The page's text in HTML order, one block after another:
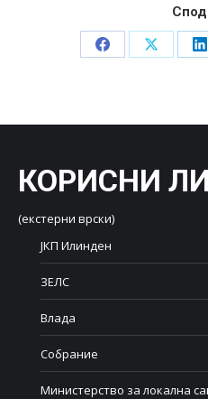
Share
Share
КОРИСНИ
(екстерни врски)
ЈКП Илинден
ЗЕЛС
Влада
Собрание
Министерство за локална